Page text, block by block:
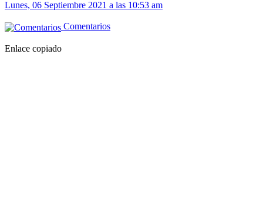
Lunes, 06 Septiembre 2021 a las 10:53 am
Comentarios
Enlace copiado